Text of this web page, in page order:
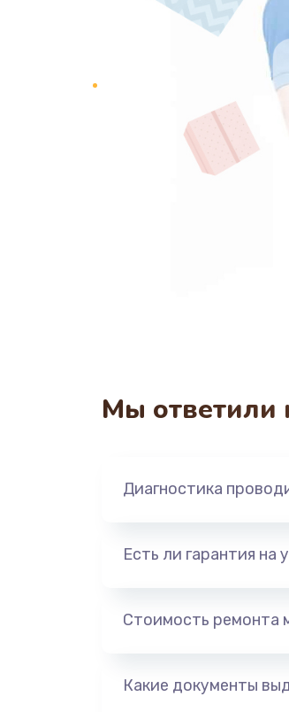
Ремонт клапана
Замена двигателя
Замена прокладок
Замена
Ремонт
Перепрошивка
Полный ремонт
Ремонт
Мы ответили
Диагностика
Есть ли гарантия
Стоимость ремонта
Какие документы